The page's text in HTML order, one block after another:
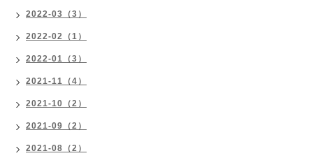
2022-03（3）
2022-02（1）
2022-01（3）
2021-11（4）
2021-10（2）
2021-09（2）
2021-08（2）